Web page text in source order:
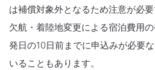
は補償対象外となるため注意が必
欠航・着陸地変更による宿泊費用
発日の10日前までに申込みが必要
いることもあります。